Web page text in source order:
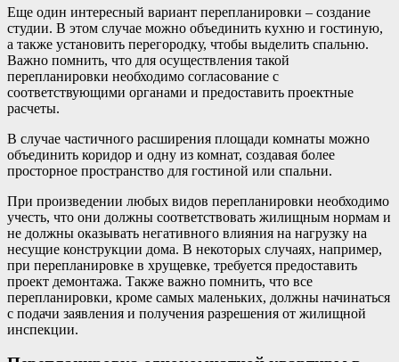
Еще один интересный вариант перепланировки – создание
студии. В этом случае можно объединить кухню и гостиную,
а также установить перегородку, чтобы выделить спальню.
Важно помнить, что для осуществления такой
перепланировки необходимо согласование с
соответствующими органами и предоставить проектные
расчеты.
В случае частичного расширения площади комнаты можно
объединить коридор и одну из комнат, создавая более
просторное пространство для гостиной или спальни.
При произведении любых видов перепланировки необходимо
учесть, что они должны соответствовать жилищным нормам и
не должны оказывать негативного влияния на нагрузку на
несущие конструкции дома. В некоторых случаях, например,
при перепланировке в хрущевке, требуется предоставить
проект демонтажа. Также важно помнить, что все
перепланировки, кроме самых маленьких, должны начинаться
с подачи заявления и получения разрешения от жилищной
инспекции.